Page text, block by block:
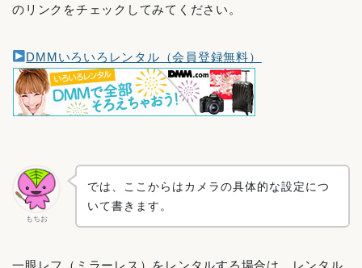
のリンクをチェックしてみてください。
DMMいろいろレンタル（会員登録無料）
もちお
では、ここからはカメラの具体的な設定につ
いて書きます。
一眼レフ（ミラーレス）をレンタルする場合は、レンタル